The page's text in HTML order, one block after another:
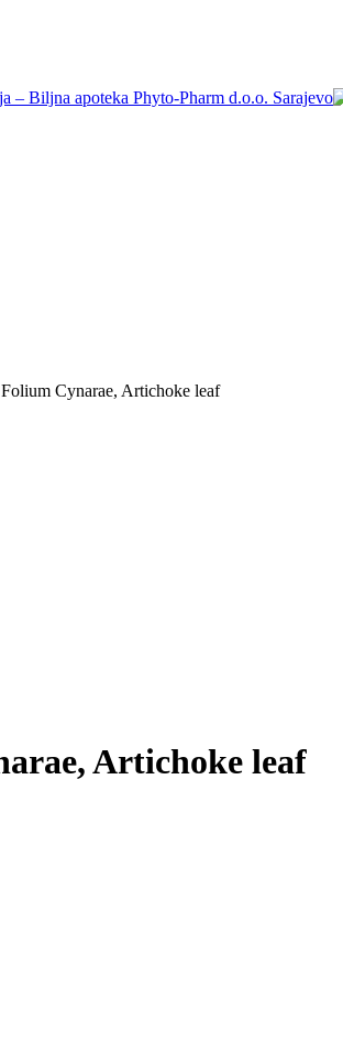
Cynarae, Artichoke leaf
Artichoke leaf